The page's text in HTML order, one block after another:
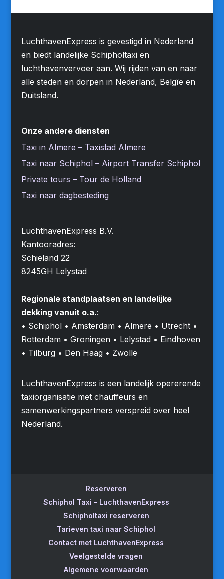
LuchthavenExpress is gevestigd in Nederland
en biedt landelijke Schipholtaxi en
luchthavenvervoer aan. Wij rijden van en naar
alle steden en dorpen in Nederland, Belgïe en
Duitsland.
Onze andere diensten
Taxi in Almere – Taxistad Almere
Taxi naar Schiphol – Airport Transfer Schiphol
Private tours – Tour de Holland
Taxi naar dagbesteding
LuchthavenExpress B.V.
Kantooradres:
Schieland 22
8245GH Lelystad
Regionale standplaatsen en landelijke
dekking vanuit o.a.:
• Schiphol • Amsterdam • Almere • Utrecht •
Rotterdam • Groningen • Lelystad • Eindhoven
• Tilburg • Den Haag • Zwolle
LuchthavenExpress is een landelijk opererende
taxiorganisatie met chauffeurs en
samenwerkingspartners verspreid over heel
Nederland.
Reserveren
Schiphol Taxi – LuchthavenExpress
Schipholtaxi reserveren
Tarieven taxi naar Schiphol
Contact met LuchthavenExpress
Veelgestelde vragen
Algemene voorwaarden